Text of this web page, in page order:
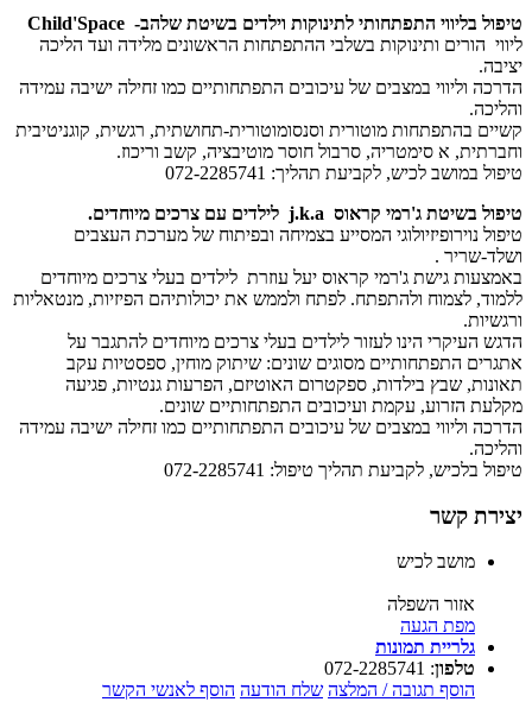
טיפול בליווי התפתחותי לתינוקות וילדים בשיטת שלהב- Child'Space
ליווי הורים ותינוקות בשלבי ההתפתחות הראשונים מלידה ועד הליכה
יציבה.
הדרכה וליווי במצבים של עיכובים התפתחותיים כמו זחילה ישיבה עמידה
והליכה.
קשיים בהתפתחות מוטורית וסנסומוטורית-תחושתית, רגשית, קוגניטיבית
וחברתית, א סימטריה, סרבול חוסר מוטיבציה, קשב וריכוז.
טיפול במושב לכיש, לקביעת תהליך: 072-2285741
טיפול בשיטת ג'רמי קראוס j.k.a לילדים עם צרכים מיוחדים.
טיפול נוירופיזיולוגי המסייע בצמיחה ובפיתוח של מערכת העצבים
ושלד-שריר .
באמצעות גישת ג'רמי קראוס יעל עוזרת לילדים בעלי צרכים מיוחדים
ללמוד, לצמוח ולהתפתח. לפתח ולממש את יכולותיהם הפיזיות, מנטאליות
ורגשיות.
הדגש העיקרי הינו לעזור לילדים בעלי צרכים מיוחדים להתגבר על
אתגרים התפתחותיים מסוגים שונים: שיתוק מוחין, ספסטיות עקב
תאונות, שבץ בילדות, ספקטרום האוטיזם, הפרעות גנטיות, פגיעה
מקלעת הזרוע, עקמת ועיכובים התפתחותיים שונים.
הדרכה וליווי במצבים של עיכובים התפתחותיים כמו זחילה ישיבה עמידה
והליכה.
טיפול בלכיש, לקביעת תהליך טיפול: 072-2285741
יצירת קשר
מושב לכיש
אזור השפלה
מפת הגעה
גלריית תמונות
טלפון:
072-2285741
הוסף תגובה / המלצה שלח הודעה הוסף לאנשי הקשר